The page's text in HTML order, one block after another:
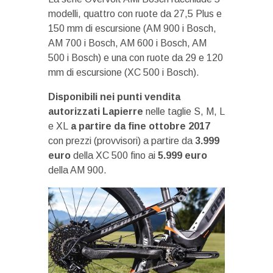
modelli, quattro con ruote da 27,5 Plus e
150 mm di escursione (AM 900 i Bosch,
AM 700 i Bosch, AM 600 i Bosch, AM
500 i Bosch) e una con ruote da 29 e 120
mm di escursione (XC 500 i Bosch).
Disponibili nei punti vendita
autorizzati Lapierre nelle taglie S, M, L
e XL
a partire da fine ottobre 2017
con prezzi (provvisori) a partire da 3.999
euro della XC 500 fino ai 5.999 euro
della AM 900.